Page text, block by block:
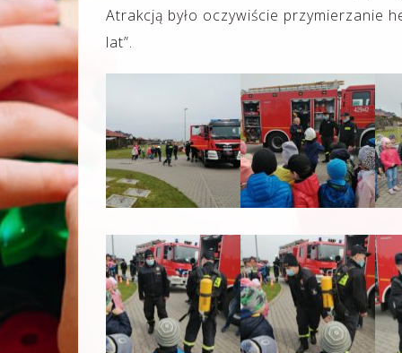
Atrakcją było oczywiście przymierzanie
lat”.